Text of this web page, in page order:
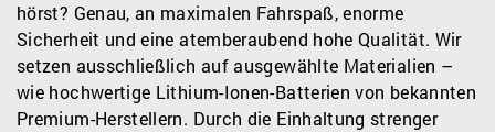
hörst? Genau, an maximalen Fahrspaß, enorme
Sicherheit und eine atemberaubend hohe Qualität. Wir
setzen ausschließlich auf ausgewählte Materialien –
wie hochwertige Lithium-Ionen-Batterien von bekannten
Premium-Herstellern. Durch die Einhaltung strenger